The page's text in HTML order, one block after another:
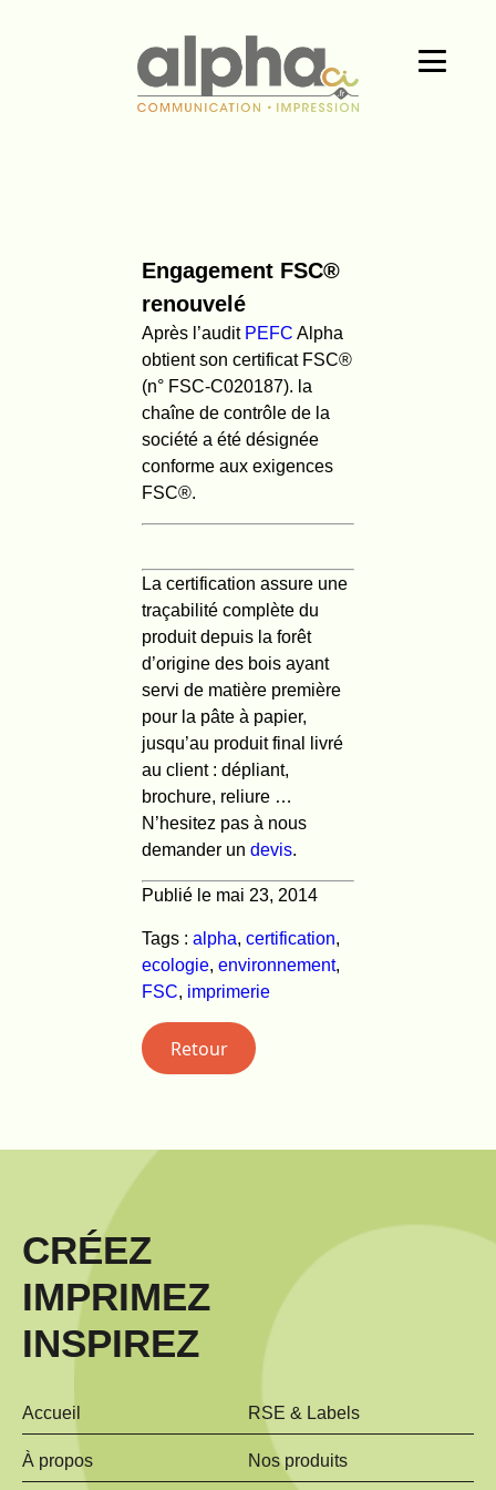
Engagement FSC®
renouvelé
Après l’audit PEFC Alpha
obtient son certificat FSC®
(n° FSC-C020187). la
chaîne de contrôle de la
société a été désignée
conforme aux exigences
FSC®.
La certification assure une
traçabilité complète du
produit depuis la forêt
d’origine des bois ayant
servi de matière première
pour la pâte à papier,
jusqu’au produit final livré
au client : dépliant,
brochure, reliure …
N’hesitez pas à nous
demander un devis.
Publié le mai 23, 2014
Tags : alpha, certification,
ecologie, environnement,
FSC, imprimerie
Retour
CRÉEZ
IMPRIMEZ
INSPIREZ
Accueil
À propos
RSE & Labels
Nos produits